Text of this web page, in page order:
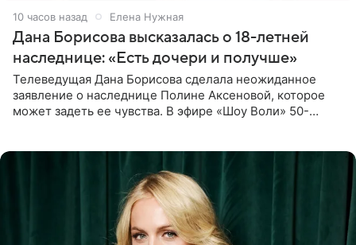
10 часов назад Елена Нужная
Дана Борисова высказалась о 18-летней
наследнице: «Есть дочери и получше»
Телеведущая Дана Борисова сделала неожиданное
заявление о наследнице Полине Аксеновой, которое
может задеть ее чувства. В эфире «Шоу Воли» 50-